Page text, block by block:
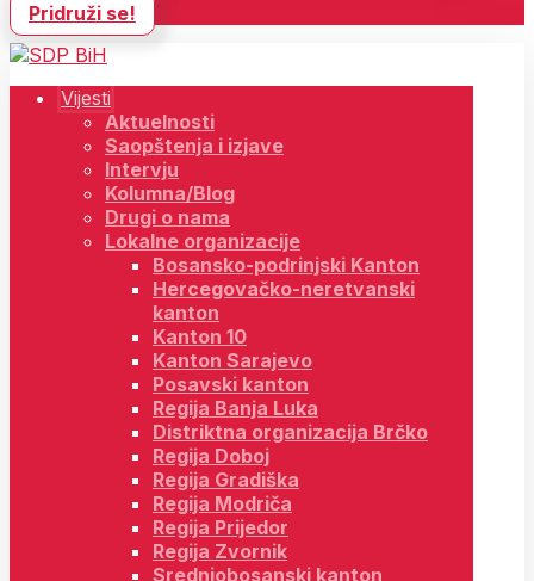
Pridruži se!
Vijesti
Aktuelnosti
Saopštenja i izjave
Intervju
Kolumna/Blog
Drugi o nama
Lokalne organizacije
Bosansko-podrinjski Kanton
Hercegovačko-neretvanski
kanton
Kanton 10
Kanton Sarajevo
Posavski kanton
Regija Banja Luka
Distriktna organizacija Brčko
Regija Doboj
Regija Gradiška
Regija Modriča
Regija Prijedor
Regija Zvornik
Srednjobosanski kanton